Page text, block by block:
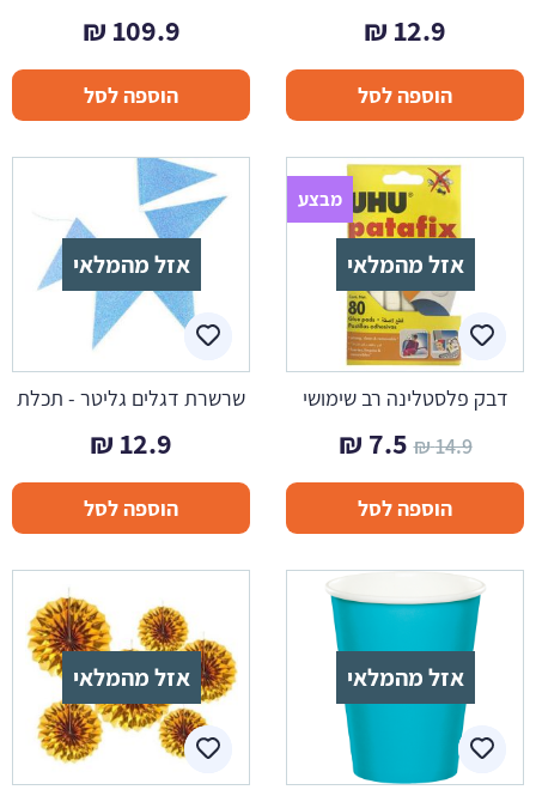
12.9
₪
הוספה לסל
109.9
₪
הוספה לסל
אזל מהמלאי
מבצע
דבק פלסטלינה רב שימושי
14.9
₪ המחיר
המקורי
היה:
7.5
₪
הנוכחי
הוספה לסל
אזל מהמלאי
שרשרת דגלים גליטר - תכלת
12.9
₪
הוספה לסל
אזל מהמלאי אזל מהמלאי